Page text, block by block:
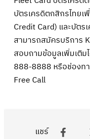
แชร์
บัตรเครดิตกสิกรไทยเ
Credit Card) และบัตร
สามารถสมัครบริการ
สอบถามข้อมูลเพิ่มเติม
888-8888 หรือช่องท
Free Call